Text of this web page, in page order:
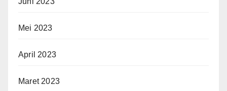
Mei 2023
April 2023
Maret 2023